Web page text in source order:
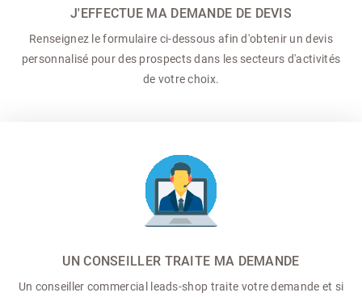
J'EFFECTUE MA DEMANDE DE DEVIS
Renseignez le formulaire ci-dessous afin d'obtenir un devis
personnalisé pour des prospects dans les secteurs d'activités
de votre choix.
UN CONSEILLER TRAITE MA DEMANDE
Un conseiller commercial
leads-shop traite votre demande et si